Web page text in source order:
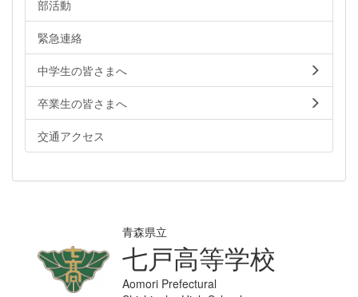
部活動
緊急連絡
中学生の皆さまへ
卒業生の皆さまへ
交通アクセス
青森県立
七戸高等学校
Aomori Prefectural